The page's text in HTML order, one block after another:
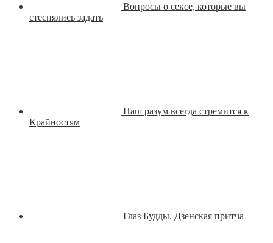
Вопросы о сексе, которые вы
стеснялись задать
Наш разум всегда стремится к
Крайностям
Глаз Будды. Дзенская притча